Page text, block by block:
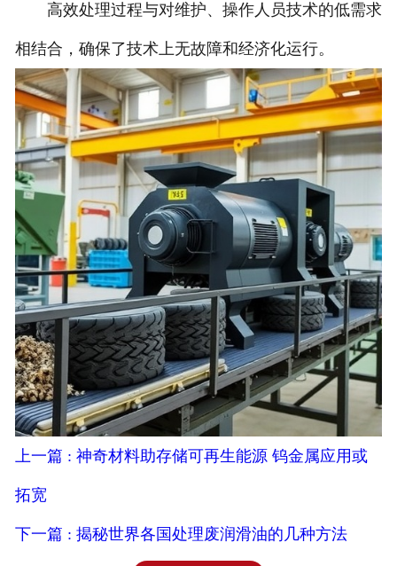
高效处理过程与对维护、操作人员技术的低需求
相结合，确保了技术上无故障和经济化运行。
上一篇 : 神奇材料助存储可再生能源 钨金属应用或
拓宽
下一篇 : 揭秘世界各国处理废润滑油的几种方法